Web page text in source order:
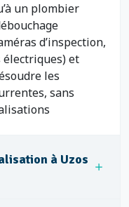
un plombier
d’inspection,
et
les
sans
à Uzos